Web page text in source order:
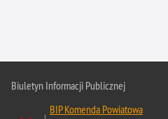
Biuletyn Informacji Publicznej
BIP Komenda Powiatowa